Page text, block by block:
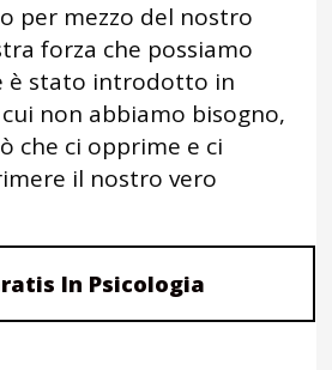
per mezzo del nostro
forza che possiamo
è stato introdotto in
non abbiamo bisogno,
che ci opprime e ci
il nostro vero
In Psicologia